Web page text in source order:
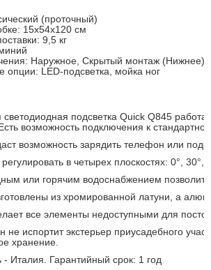
(проточный)
15х54х120 см
9,5 кг
Наружное, Скрытый монтаж (Нижнее)
опции: LED-подсветка, мойка ног
подсветка Quick Q845
возможность подключения к
возможность зарядить телефон или
в четырех плоскостях: 0°, 30°,
или горячим водоснабжением позволит
из хромированной латуни, а
все элементы недоступными для
испортит экстерьер приусадебного
хранение.
- Италия. Гарантийный срок: 1 год